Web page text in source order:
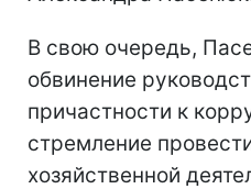
В свою очередь,
обвинение
причастности к
стремление
хозяйственной